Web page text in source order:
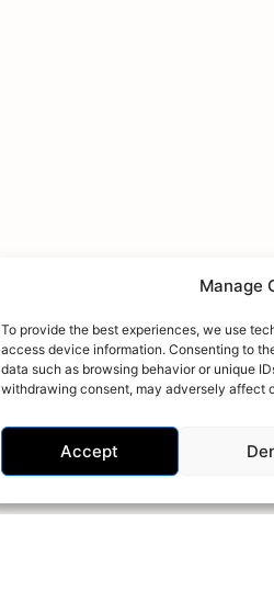
Manage
To provide the best experiences, we use
access device information. Consenting to
data such as browsing behavior or unique
withdrawing consent, may adversely affect
Accept